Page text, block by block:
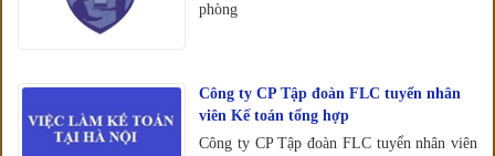
phòng
Công ty CP Tập đoàn FLC tuyển nhân
viên Kế toán tổng hợp
Công ty CP Tập đoàn FLC tuyển nhân viên